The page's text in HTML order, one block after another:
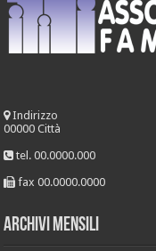
Indirizzo
00000 Città
tel. 00.0000.000
fax 00.0000.0000
Archivi mensili